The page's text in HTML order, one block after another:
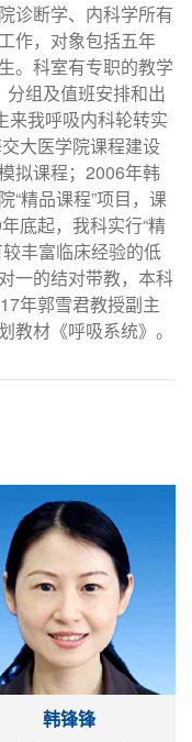
诊断学、内科学所有
作，对象包括五年
。科室有专职的教学
组及值班安排和出
来我呼吸内科轮转实
大医学院课程建设
拟课程；2006年韩
“精品课程”项目，课
底起，我科实行“精
丰富临床经验的低
一的结对带教，本科
年郭雪君教授副主
教材《呼吸系统》。
韩锋锋